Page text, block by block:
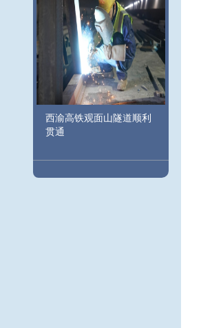
西渝高铁观面山隧道顺利
贯通